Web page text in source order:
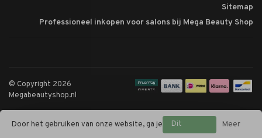
Sitemap
Professioneel inkopen voor salons bij Mega Beauty Shop
© Copyright 2026
Megabeautyshop.nl
Door het gebruiken van onze website, ga je
Dit
Meer